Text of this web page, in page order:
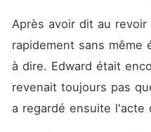
Après avoir dit au
rapidement sans même
à dire. Edward était
revenait toujours pas
a regardé ensuite l'acte